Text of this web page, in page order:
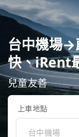
台中機場→
快、iRent
兒童友善
上車地點